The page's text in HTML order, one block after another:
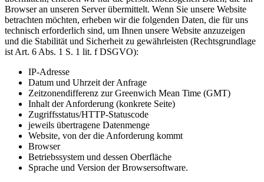
Browser an unseren Server übermittelt. Wenn Sie unsere Website
betrachten möchten, erheben wir die folgenden Daten, die für uns
technisch erforderlich sind, um Ihnen unsere Website anzuzeigen
und die Stabilität und Sicherheit zu gewährleisten (Rechtsgrundlage
ist Art. 6 Abs. 1 S. 1 lit. f DSGVO):
IP-Adresse
Datum und Uhrzeit der Anfrage
Zeitzonendifferenz zur Greenwich Mean Time (GMT)
Inhalt der Anforderung (konkrete Seite)
Zugriffsstatus/HTTP-Statuscode
jeweils übertragene Datenmenge
Website, von der die Anforderung kommt
Browser
Betriebssystem und dessen Oberfläche
Sprache und Version der Browsersoftware.